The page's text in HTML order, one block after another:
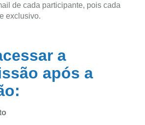
de cada participante, pois cada
exclusivo.
a
após a